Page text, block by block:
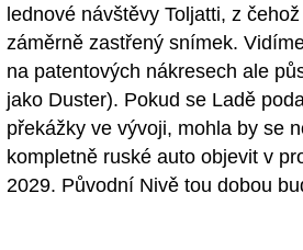
lednové návštěvy Toljatti, z
záměrně zastřený snímek.
na patentových nákresech ale
jako Duster). Pokud se Ladě
překážky ve vývoji, mohla by se
kompletně ruské auto objevit v
2029. Původní Nivě tou dobou